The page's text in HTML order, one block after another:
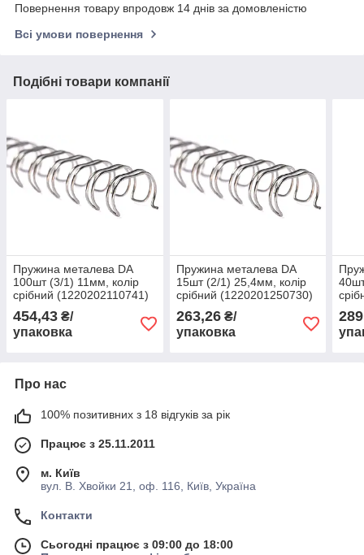
Повернення товару впродовж 14 днів за домовленістю
Всі умови повернення
Подібні товари компанії
Пружина металева DA
100шт (3/1) 11мм, колір
срібний (1220202110741)
454,43 ₴/
упаковка
Пружина металева DA
15шт (2/1) 25,4мм, колір
срібний (1220201250730)
263,26₴/
упаковка
Про нас
100% позитивних з 18 відгуків за рік
Працює з 25.11.2011
м. Київ
вул. В. Хвойки 21, оф. 116, Київ, Україна
Контакти
Сьогодні працює з 09:00 до 18:00